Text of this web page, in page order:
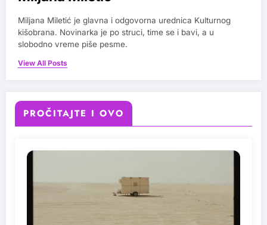
Miljana Miletić je glavna i odgovorna urednica Kulturnog
kišobrana. Novinarka je po struci, time se i bavi, a u
slobodno vreme piše pesme.
View All Posts
PROČITAJTE I OVO